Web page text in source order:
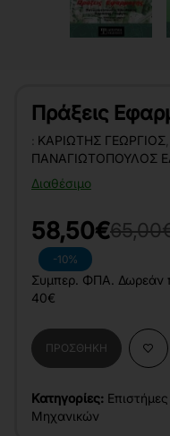
Πράξεις
Διαθέσιμο
: ΚΑΡΙΏΤΗΣ ΓΕΏΡΓΙΟΣ
ΠΑΝΑΓΙΩΤΌΠΟΥΛΟΣ
-10%
58,50€
Συμπερ. ΦΠΑ. Δωρεάν
40€
ΠΡΟΣΘΉΚΗ
Κατηγορίες:
Μηχανικών